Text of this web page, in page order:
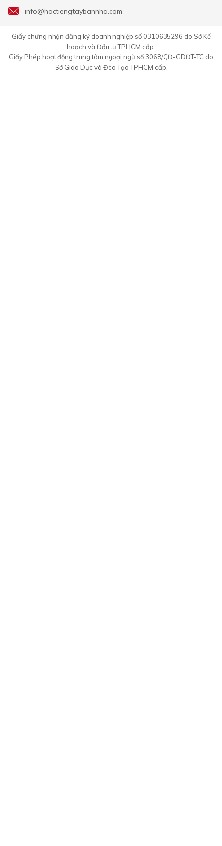
info@hoctiengtaybannha.com
Giấy chứng nhận đăng ký doanh nghiệp số 0310635296 do Sở Kế
hoạch và Đầu tư TPHCM cấp.
Giấy Phép hoạt động trung tâm ngoại ngữ số 3068/QĐ-GDĐT-TC do
Sở Giáo Dục và Đào Tạo TPHCM cấp.